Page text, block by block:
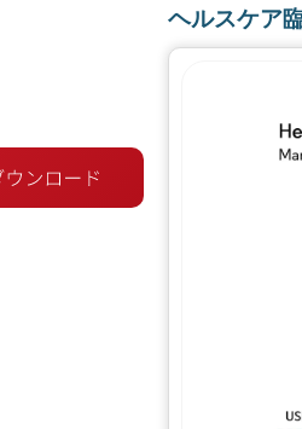
ヘルスケア